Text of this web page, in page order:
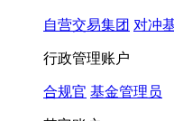
自营交易集团 对冲
行政管理账户
合规官 基金管理员